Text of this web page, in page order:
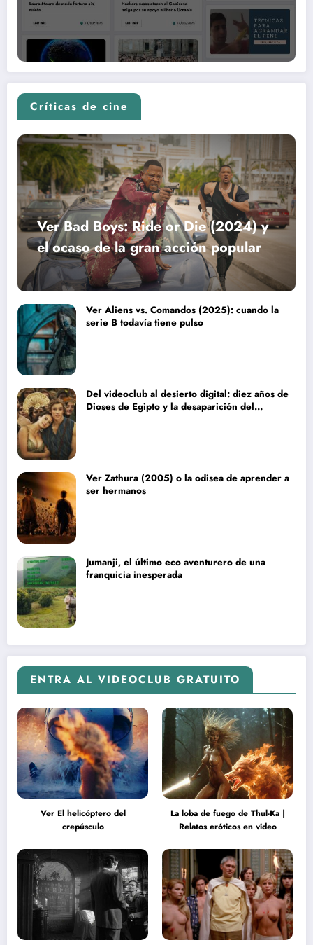
Críticas de cine
Ver Bad Boys: Ride or Die (2024) y
el ocaso de la gran acción popular
Ver Aliens vs. Comandos (2025): cuando la
serie B todavía tiene pulso
Del videoclub al desierto digital: diez años de
Dioses de Egipto y la desaparición del
Ver Zathura (2005) o la odisea de aprender a
ser hermanos
Jumanji, el último eco aventurero de una
franquicia inesperada
ENTRA AL VIDEOCLUB GRATUITO
Ver El helicóptero del
crepúsculo
La loba de fuego de Thul-Ka |
Relatos eróticos en video